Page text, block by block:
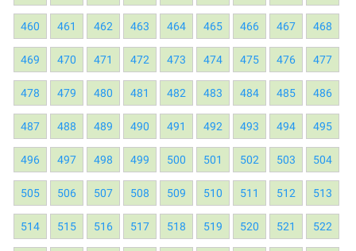
460 461 462 463 464 465 466 467 468
469 470 471 472 473 474 475 476 477
478 479 480 481 482 483 484 485 486
487 488 489 490 491 492 493 494 495
496 497 498 499 500 501 502 503 504
505 506 507 508 509 510 511 512 513
514 515 516 517 518 519 520 521 522